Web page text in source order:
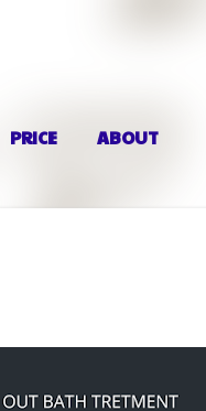
PRICE ABOUT